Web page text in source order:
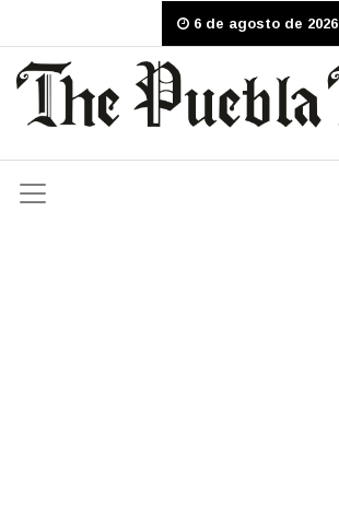
6 de agosto de 2026